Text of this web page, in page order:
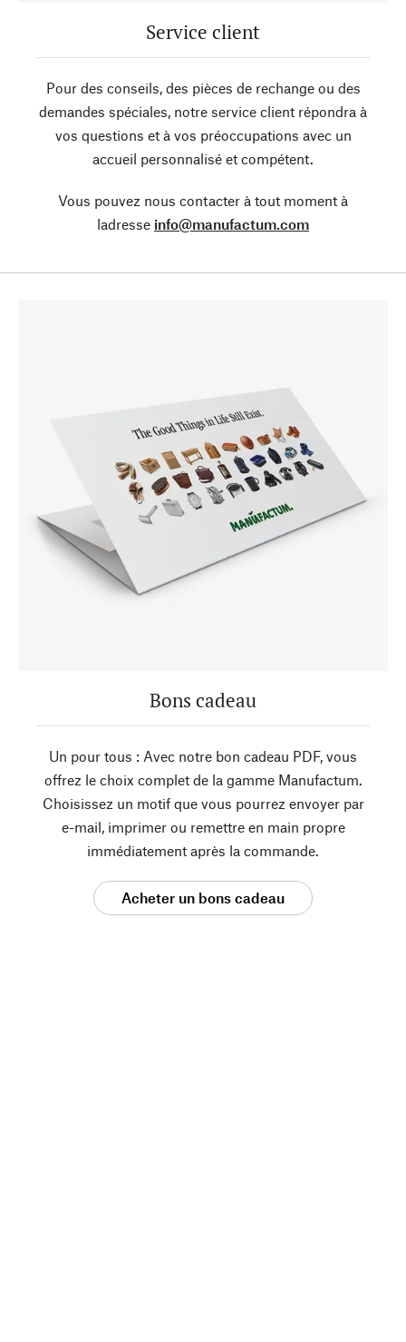
Service client
Pour des conseils, des pièces de rechange ou des
demandes spéciales, notre service client répondra à
vos questions et à vos préoccupations avec un
accueil personnalisé et compétent.
Vous pouvez nous contacter à tout moment à
ladresse info@manufactum.com
Bons cadeau
Un pour tous : Avec notre bon cadeau PDF, vous
offrez le choix complet de la gamme Manufactum.
Choisissez un motif que vous pourrez envoyer par
e-mail, imprimer ou remettre en main propre
immédiatement après la commande.
Acheter un bons cadeau